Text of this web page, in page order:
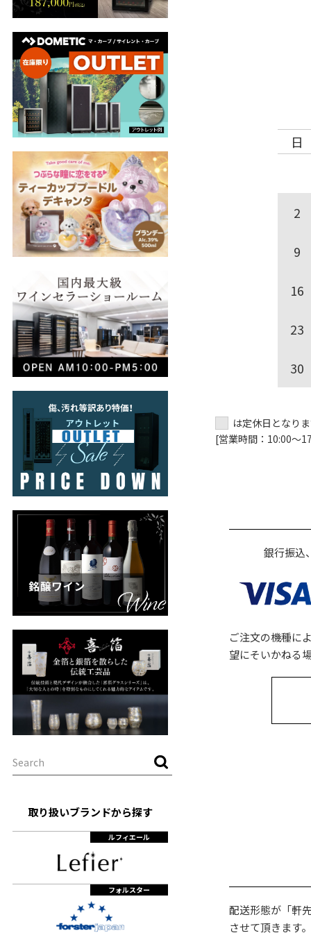
取り扱いブランドから探す
ルフィエール
フォルスター
日
2
9
16
23
30
は定休日となり
[営業時間：10:00～
銀行振込
ご注文の機種に
望にそいかねる
配送形態が「軒
させて頂きます。